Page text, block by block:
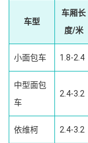
车型
车厢长
度/米
小面包车 1.8-2.4
中型面包
车
2.4-3.2
依维柯 2.4-3.2